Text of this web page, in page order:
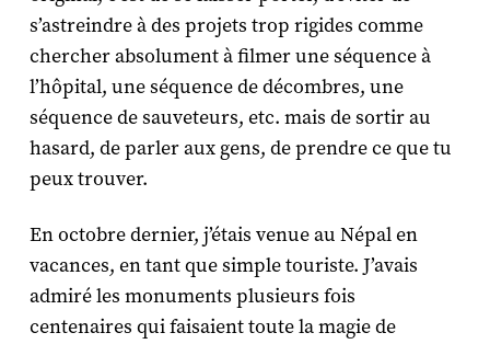
s’astreindre à des projets trop rigides comme
chercher absolument à filmer une séquence à
l’hôpital, une séquence de décombres, une
séquence de sauveteurs, etc. mais de sortir au
hasard, de parler aux gens, de prendre ce que tu
peux trouver.
En octobre dernier, j’étais venue au Népal en
vacances, en tant que simple touriste. J’avais
admiré les monuments plusieurs fois
centenaires qui faisaient toute la magie de